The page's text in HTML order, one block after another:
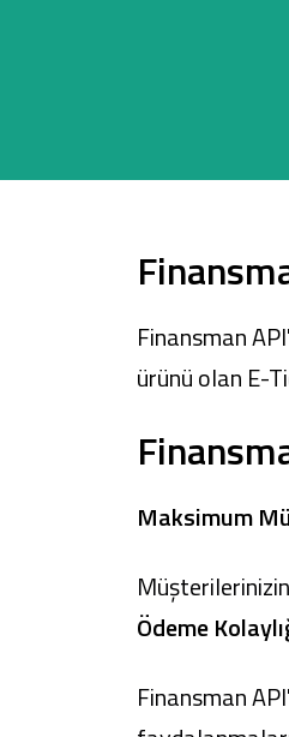
Araç
Yatırım Fonları
Finansman
ürünü olan E-
Maksimum
Ödeme
Finansman